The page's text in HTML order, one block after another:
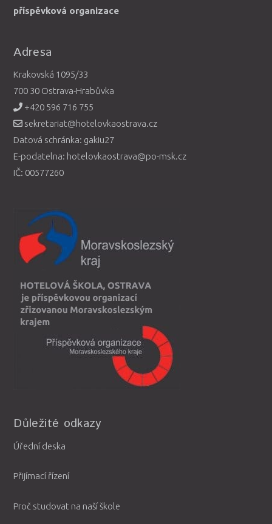
příspěvková organizace
Adresa
Krakovská 1095/33
700 30 Ostrava-Hrabůvka
+420 596 716 755
sekretariat@hotelovkaostrava.cz
Datová schránka: gakiu27
E-podatelna: hotelovkaostrava@po-msk.cz
IČ: 00577260
Důležité odkazy
Úřední deska
Přijímací řízení
Proč studovat na naší škole